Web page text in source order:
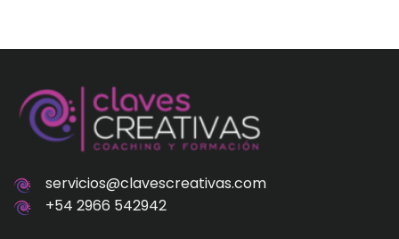
servicios@clavescreativas.com
+54 2966 542942